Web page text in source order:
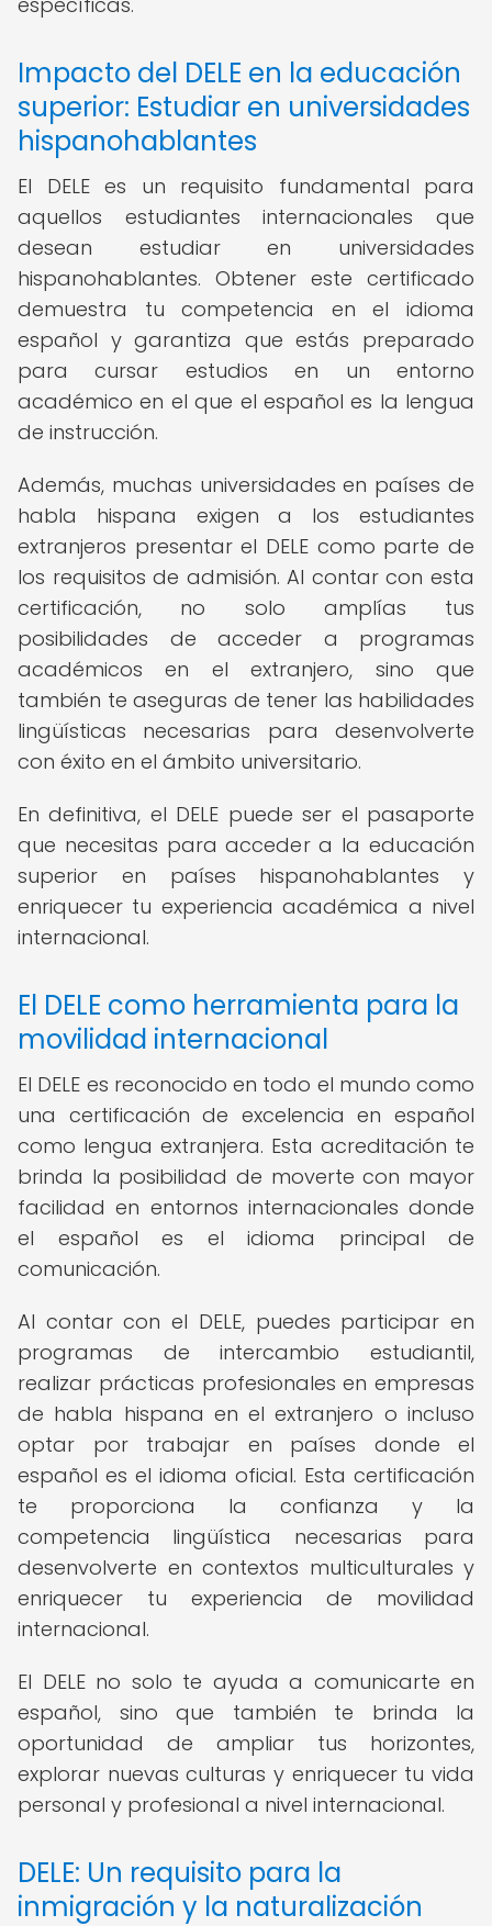
Impacto del DELE en la educación
superior: Estudiar en universidades
hispanohablantes
El DELE es un requisito fundamental para
aquellos estudiantes internacionales que
desean estudiar en universidades
hispanohablantes. Obtener este certificado
demuestra tu competencia en el idioma
español y garantiza que estás preparado
para cursar estudios en un entorno
académico en el que el español es la lengua
de instrucción.
Además, muchas universidades en países de
habla hispana exigen a los estudiantes
extranjeros presentar el DELE como parte de
los requisitos de admisión. Al contar con esta
certificación, no solo amplías tus
posibilidades de acceder a programas
académicos en el extranjero, sino que
también te aseguras de tener las habilidades
lingüísticas necesarias para desenvolverte
con éxito en el ámbito universitario.
En definitiva, el DELE puede ser el pasaporte
que necesitas para acceder a la educación
superior en países hispanohablantes y
enriquecer tu experiencia académica a nivel
internacional.
El DELE como herramienta para la
movilidad internacional
El DELE es reconocido en todo el mundo como
una certificación de excelencia en español
como lengua extranjera. Esta acreditación te
brinda la posibilidad de moverte con mayor
facilidad en entornos internacionales donde
el español es el idioma principal de
comunicación.
Al contar con el DELE, puedes participar en
programas de intercambio estudiantil,
realizar prácticas profesionales en empresas
de habla hispana en el extranjero o incluso
optar por trabajar en países donde el
español es el idioma oficial. Esta certificación
te proporciona la confianza y la
competencia lingüística necesarias para
desenvolverte en contextos multiculturales y
enriquecer tu experiencia de movilidad
internacional.
El DELE no solo te ayuda a comunicarte en
español, sino que también te brinda la
oportunidad de ampliar tus horizontes,
explorar nuevas culturas y enriquecer tu vida
personal y profesional a nivel internacional.
DELE: Un requisito para la
inmigración y la naturalización